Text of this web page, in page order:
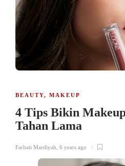
BEAUTY, MAKEUP
4 Tips Bikin
Tahan Lama
Farhati Mardiyah, 6 years ago